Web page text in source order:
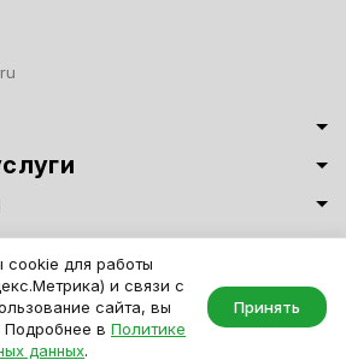
ИМАТО
Политика обработки персональных
данных
Торговой И Офисной Мебели. ООО "ИМАТО",
771701001, ОГРН 1047796163799
для работы
и связи с
сайта, вы
Подробнее в Политике
данных.
Принять